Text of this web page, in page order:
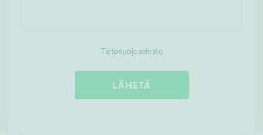
Tietosuojaseloste
LÄHETÄ